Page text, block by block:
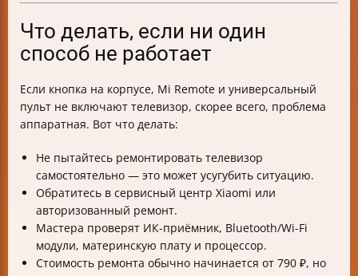
Что делать, если ни один
способ не работает
Если кнопка на корпусе, Mi Remote и универсальный
пульт не включают телевизор, скорее всего, проблема
аппаратная. Вот что делать:
Не пытайтесь ремонтировать телевизор
самостоятельно — это может усугубить ситуацию.
Обратитесь в сервисный центр Xiaomi или
авторизованный ремонт.
Мастера проверят ИК-приёмник, Bluetooth/Wi-Fi
модули, материнскую плату и процессор.
Стоимость ремонта обычно начинается от 790 ₽, но